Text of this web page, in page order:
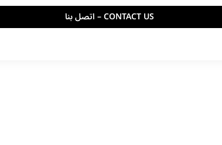
CONTACT US – اتصل بنا